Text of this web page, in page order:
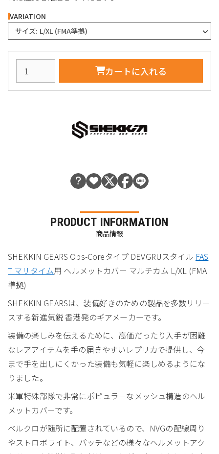
VARIATION
サイズ: L/XL (FMA準拠)
カートに入れる
PRODUCT INFORMATION
商品情報
SHEKKIN GEARS Ops-Coreタイプ DEVGRUスタイル FAS
T マリタイム用 ヘルメットカバー マルチカム L/XL (FMA
準拠)
SHEKKIN GEARSは、装備好きのための製品を多数リリー
スする新進気鋭 香港発のギアメーカーです。
装備の楽しみを伝えるために、高価だったり入手が困難
なレアアイテムを手の届きやすいレプリカで提供し、今
まで手を出しにくかった装備も気軽に楽しめるようにな
りました。
米軍特殊部隊で非常にポピュラーなメッシュ構造のヘル
メットカバーです。
ベルクロが随所に配置されているので、NVGの配線周り
やストロボライト、パッチなどの様々なヘルメットアク